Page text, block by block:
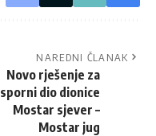
NAREDNI ČLANAK
Novo rješenje za
sporni dio dionice
Mostar sjever –
Mostar jug